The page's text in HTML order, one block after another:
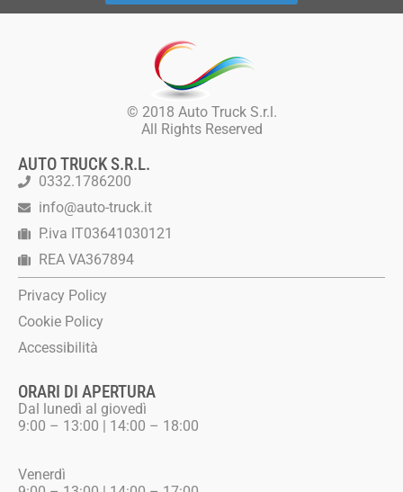
© 2018 Auto Truck S.r.l.
All Rights Reserved
AUTO TRUCK S.R.L.
0332.1786200
info@auto-truck.it
P.iva IT03641030121
REA VA367894
Privacy Policy
Cookie Policy
Accessibilità
ORARI DI APERTURA
Dal lunedì al giovedì
9:00 – 13:00 | 14:00 – 18:00
Venerdì